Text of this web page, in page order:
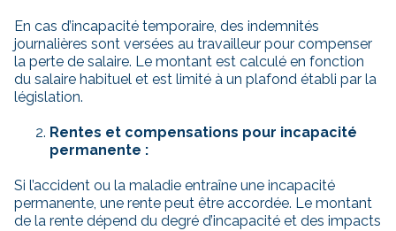
En cas d’incapacité temporaire, des indemnités
journalières sont versées au travailleur pour compenser
la perte de salaire. Le montant est calculé en fonction
du salaire habituel et est limité à un plafond établi par la
législation.
Rentes et compensations pour incapacité
permanente :
Si l’accident ou la maladie entraîne une incapacité
permanente, une rente peut être accordée. Le montant
de la rente dépend du degré d’incapacité et des impacts